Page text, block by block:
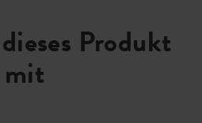
Produkt
mit